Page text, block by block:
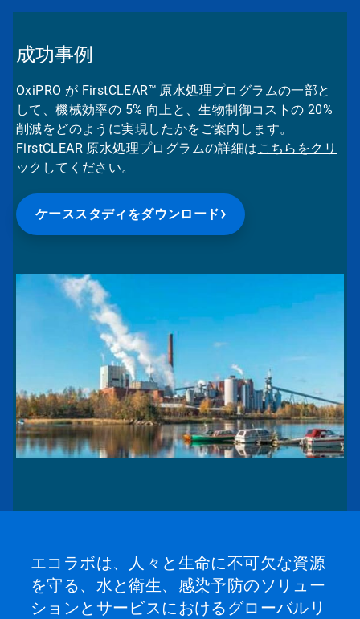
成功事例
OxiPRO が FirstCLEAR™ 原水処理プログラムの一部と
して、機械効率の 5% 向上と、生物制御コストの 20%
削減をどのように実現したかをご案内します。
FirstCLEAR 原水処理プログラムの詳細は こちらをクリ
ック してください。
ケーススタディをダウンロード
エコラボは、人々と生命に不可欠な資源
を守る、水と衛生、感染予防のソリュー
ションとサービスにおけるグローバルリ